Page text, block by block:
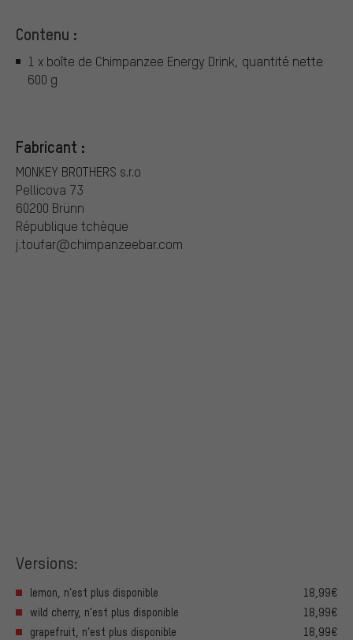
Contenu :
1 x boîte de Chimpanzee Energy Drink, quantité nette
600 g
Fabricant :
MONKEY BROTHERS s.r.o
Pellicova 73
60200 Brünn
République tchèque
j.toufar@chimpanzeebar.com
Versions:
lemon, n’est plus disponible
18,99€
wild cherry, n’est plus disponible
18,99€
grapefruit, n’est plus disponible
18,99€